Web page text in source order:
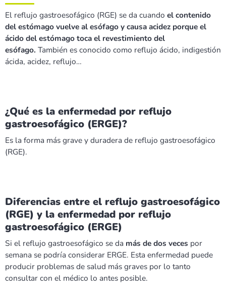
El reflujo gastroesofágico (RGE) se da cuando el contenido
del estómago vuelve al esófago y causa acidez porque el
ácido del estómago toca el revestimiento del
esófago. También es conocido como reflujo ácido, indigestión
ácida, acidez, reflujo…
¿Qué es la enfermedad por reflujo
gastroesofágico (ERGE)?
Es la forma más grave y duradera de reflujo gastroesofágico
(RGE).
Diferencias entre el reflujo gastroesofágico
(RGE) y la enfermedad por reflujo
gastroesofágico (ERGE)
Si el reflujo gastroesofágico se da más de dos veces por
semana se podría considerar ERGE. Esta enfermedad puede
producir problemas de salud más graves por lo tanto
consultar con el médico lo antes posible.